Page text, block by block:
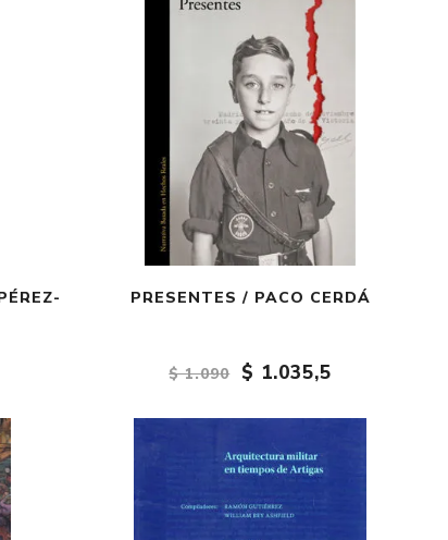
PRESENTES / PACO CERDÁ
$ 1.090 $ 1.035,5